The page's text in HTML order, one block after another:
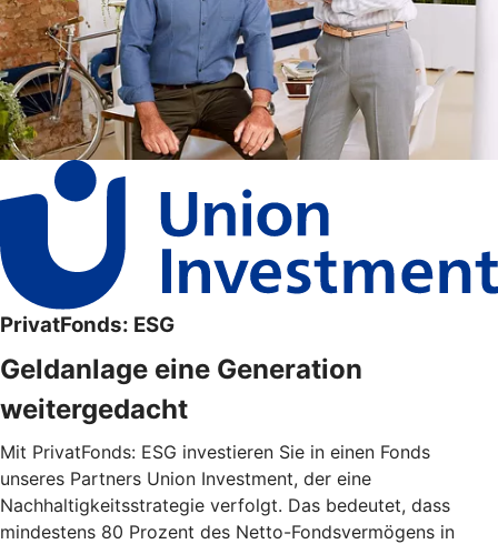
PrivatFonds: ESG
Geldanlage eine Generation
weitergedacht
Mit PrivatFonds: ESG investieren Sie in einen Fonds
unseres Partners Union Investment, der eine
Nachhaltigkeitsstrategie verfolgt. Das bedeutet, dass
mindestens 80 Prozent des Netto-Fondsvermögens in